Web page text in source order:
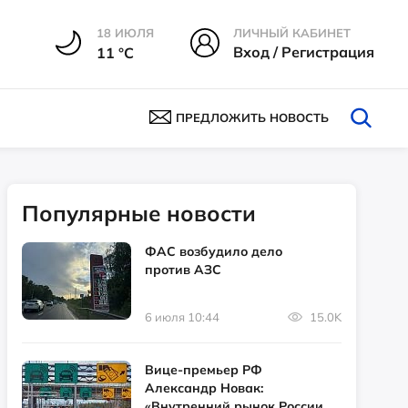
18 ИЮЛЯ
11 °С
ЛИЧНЫЙ КАБИНЕТ
Вход / Регистрация
ПРЕДЛОЖИТЬ НОВОСТЬ
Популярные новости
ФАС возбудило дело
против АЗС
6 июля 10:44 15.0K
Вице-премьер РФ
Александр Новак: